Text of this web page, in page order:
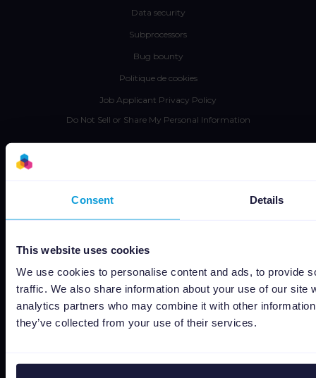
Consent Details
This website uses cookies
We use cookies to personalise content and ads, to provide
traffic. We also share information about your use of our site
analytics partners who may combine it with other
they’ve collected from your use of their services.
Data security
Subprocessors
Bug bounty
Politique de cookies
Job Applicant Privacy Policy
Do Not Sell or Share My Personal Information
Google